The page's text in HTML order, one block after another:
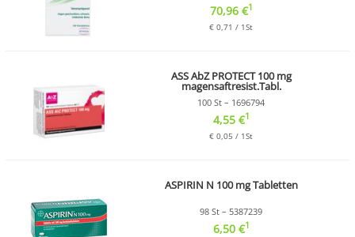
70,96 €1
€ 0,71 / 1St
ASS AbZ PROTECT 100 mg
magensaftresist.Tabl.
100 St – 1696794
4,55 €1
€ 0,05 / 1St
ASPIRIN N 100 mg Tabletten
98 St – 5387239
6,50 €1